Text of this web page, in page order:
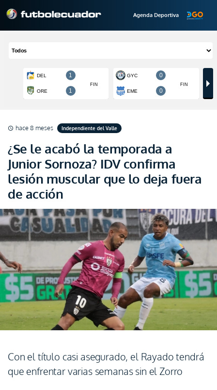
Agenda Deportiva
schedule hace 8 meses Independiente del Valle
¿Se le acabó la temporada a
Junior Sornoza? IDV confirma
lesión muscular que lo deja fuera
de acción
Con el título casi asegurado, el Rayado tendrá
que enfrentar varias semanas sin el Zorro